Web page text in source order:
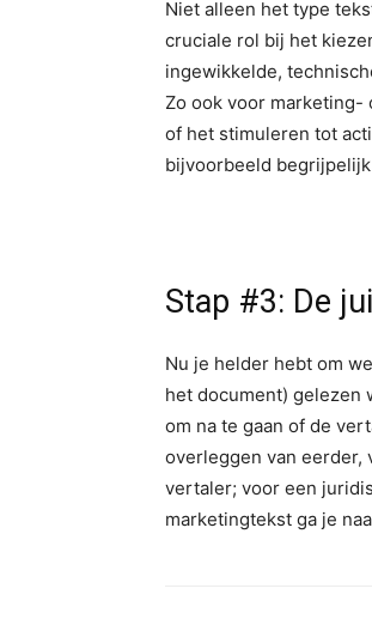
Niet alleen het type
cruciale rol bij het
ingewikkelde,
Zo ook voor marketing-
of het stimuleren tot
bijvoorbeeld
Stap #3: De
Nu je helder hebt om
het document) gelezen
om na te gaan of de
overleggen van eerder,
vertaler; voor een
marketingtekst ga je